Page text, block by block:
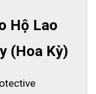
67-256với họa tiết
ở bên ngoài lẫn
Hộ Lao
(Hoa Kỳ)